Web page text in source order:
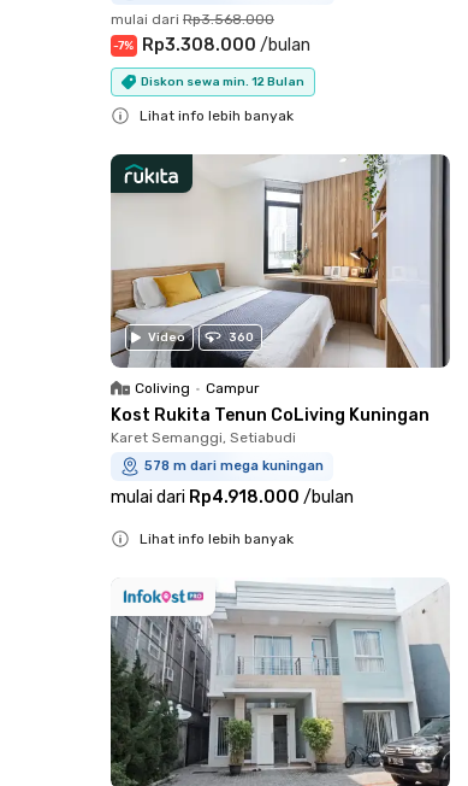
mulai dari Rp3.568.000
-7% Rp3.308.000 /bulan
Diskon sewa min. 12 Bulan
Lihat info lebih banyak
Video 360
Coliving • Campur
Kost Rukita Tenun CoLiving Kuningan
Karet Semanggi, Setiabudi
578 m dari mega kuningan
mulai dari Rp4.918.000 /bulan
Lihat info lebih banyak